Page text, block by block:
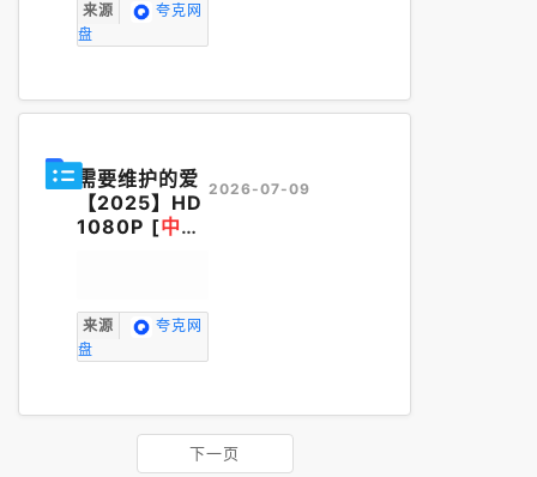
来源
夸克网
盘
需要维护的爱
【2025】HD
1080P [中英
来源
夸克网
盘
2026-07-09
下一页